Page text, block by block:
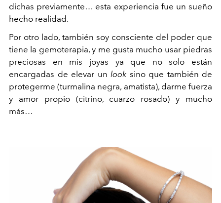
dichas previamente… esta experiencia fue un sueño
hecho realidad.
Por otro lado, también soy consciente del poder que
tiene la gemoterapia, y me gusta mucho usar piedras
preciosas en mis joyas ya que no solo están
encargadas de elevar un look sino que también de
protegerme (turmalina negra, amatista), darme fuerza
y amor propio (citrino, cuarzo rosado) y mucho
más…